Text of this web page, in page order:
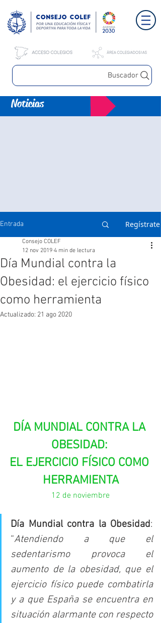
Buscador
Noticias
Entrada Regístrate
Día Mundial contra la
Obesidad: el ejercicio físico
como herramienta
Consejo COLEF
12 nov 2019 4 min de lectura
Actualizado: 21 ago 2020
DÍA MUNDIAL CONTRA LA
OBESIDAD:
EL EJERCICIO FÍSICO COMO
HERRAMIENTA
12 de noviembre
Día Mundial contra la Obesidad:
“Atendiendo a que el
sedentarismo provoca el
aumento de la obesidad, que el
ejercicio físico puede combatirla
y a que España se encuentra en
situación alarmante con respecto